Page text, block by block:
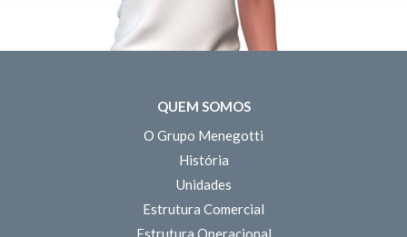
QUEM SOMOS
O Grupo Menegotti
História
Unidades
Estrutura Comercial
Estrutura Operacional